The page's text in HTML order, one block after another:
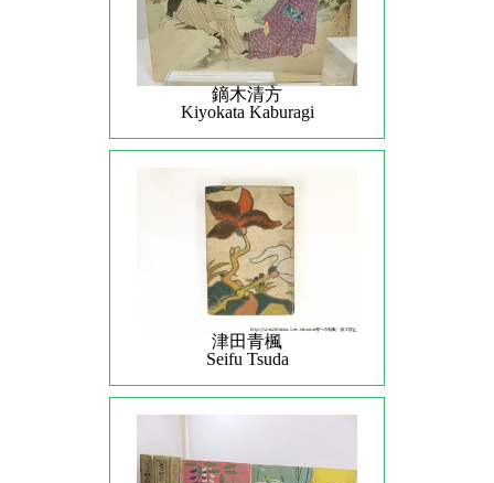
鏑木清方
Kiyokata Kaburagi
津田青楓
Seifu Tsuda